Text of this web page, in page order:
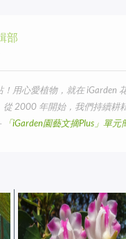
部
！用心愛植物，就在 iGarden
從 2000 年開始，我們持續耕
「iGarden園藝文摘Plus」單元